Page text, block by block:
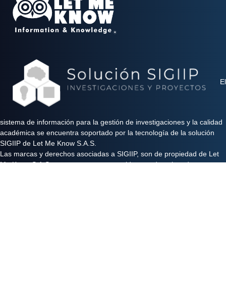
El
sistema de información para la gestión de investigaciones y la calidad
académica se encuentra soportado por la tecnología de la solución
SIGIIP de Let Me Know S.A.S.
Las marcas y derechos asociadas a SIGIIP, son de propiedad de Let
Me Know S.A.S y se encuentran protegidos por derechos de autor e